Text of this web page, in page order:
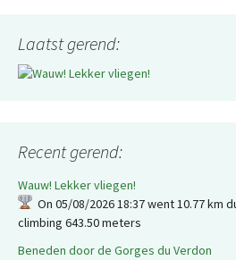
Laatst gerend:
Recent gerend:
Wauw! Lekker vliegen!
On 05/08/2026 18:37 went 10.77 km
climbing 643.50 meters
Beneden door de Gorges du Verdon